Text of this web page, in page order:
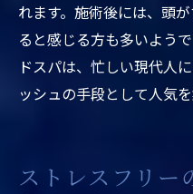
れます。施術後には、頭
ると感じる方も多いよう
ドスパは、忙しい現代人
ッシュの手段として人気を
ストレスフリー